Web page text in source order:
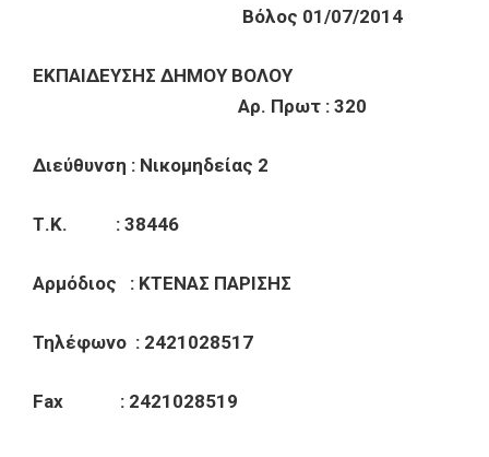
Βόλος 01/07/2014
ΕΚΠΑΙΔΕΥΣΗΣ ΔΗΜΟΥ ΒΟΛΟΥ
Αρ. Πρωτ : 320
Διεύθυνση : Νικομηδείας 2
Τ.Κ. : 38446
Αρμόδιος : ΚΤΕΝΑΣ ΠΑΡΙΣΗΣ
Τηλέφωνο : 2421028517
Fax : 2421028519